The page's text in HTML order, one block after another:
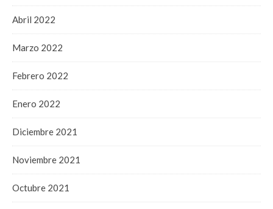
Abril 2022
Marzo 2022
Febrero 2022
Enero 2022
Diciembre 2021
Noviembre 2021
Octubre 2021